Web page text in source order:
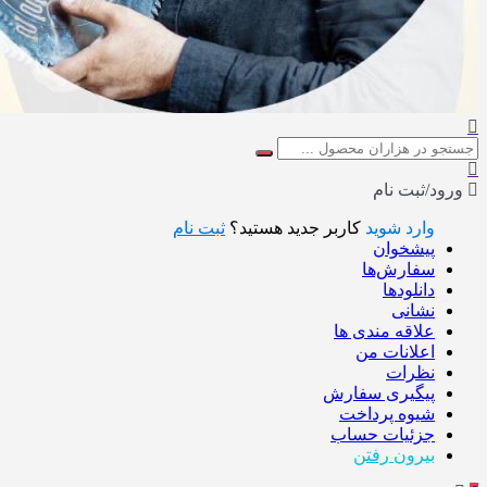
ورود/ثبت نام
وارد شوید کاربر جدید هستید؟ ثبت نام
پیشخوان
سفارش‌ها
دانلودها
نشانی
علاقه مندی ها
اعلانات من
نظرات
پیگیری سفارش
شیوه پرداخت
جزئیات حساب
بیرون رفتن